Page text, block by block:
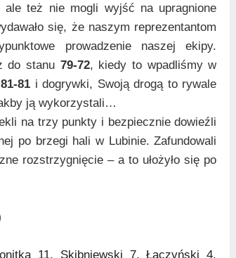
też nie mogli wyjść na upragnione
się, że naszym reprezentantom
prowadzenie naszej ekipy.
do stanu 79-72, kiedy to wpadliśmy w
81-81 i dogrywki, Swoją drogą to rywale
ją wykorzystali…
na trzy punkty i bezpiecznie dowieźli
po brzegi hali w Lubinie. Zafundowali
rozstrzygnięcie – a to ułożyło się po
11, Skibniewski 7, Łączyński 4,